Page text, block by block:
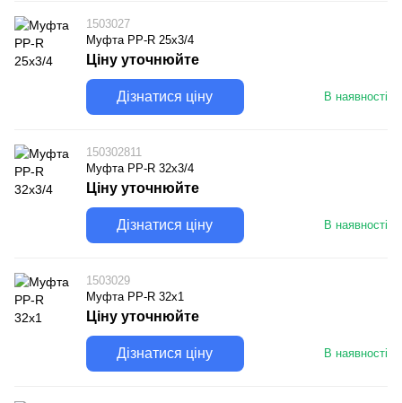
1503027
Муфта PP-R 25x3/4
В наявності
Ціну уточнюйте
Дізнатися ціну
150302811
Муфта PP-R 32x3/4
В наявності
Ціну уточнюйте
Дізнатися ціну
1503029
Муфта PP-R 32x1
В наявності
Ціну уточнюйте
Дізнатися ціну